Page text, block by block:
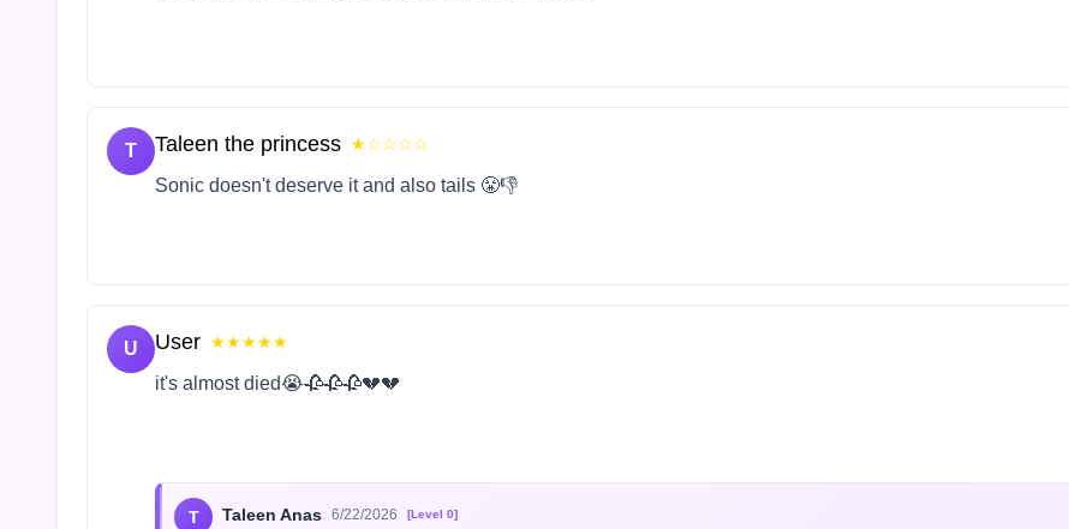
T Taleen the princess ★☆☆☆☆
Sonic doesn't deserve it and also tails 😤👎
U User ★★★★★
it's almost died😭🥀🥀🥀💔💔
T Taleen Anas 6/22/2026 [Level 0]